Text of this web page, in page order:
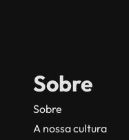
Sobre
Sobre
A nossa cultura